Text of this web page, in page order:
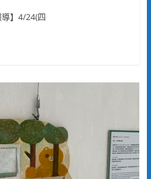
導】4/24(四